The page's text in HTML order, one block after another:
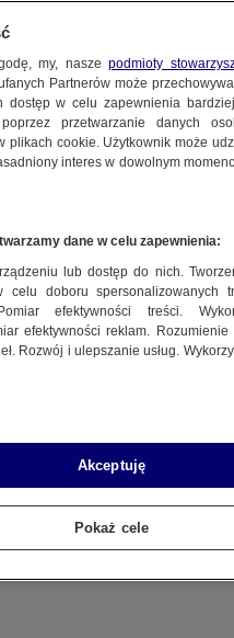
obowiązywały nowe
do Włoch ze
i Izraela.
my, naszepodmioty
Partnerów może
w celu zapewnienia
przetwarzanie danych
plikach cookie. Użytkownik może
interes w dowolnym
dane w celu zapewnienia:
lub dostęp do nich.
celu doboru spersonalizowanych
efektywności treści.
efektywności reklam.
Rozwój i ulepszanie usług.
Akceptuję
Pokaż cele